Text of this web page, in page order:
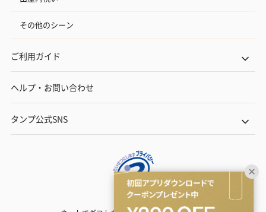
その他のシーン
ご利用ガイド
ヘルプ・お問い合わせ
タンプ公式SNS